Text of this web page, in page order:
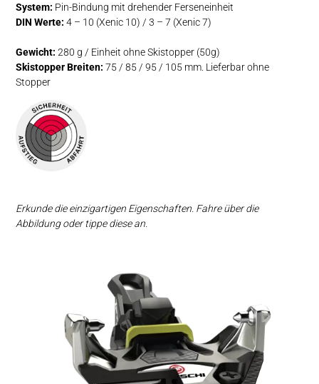
System: Pin-Bindung mit drehender Ferseneinheit
DIN Werte: 4 – 10 (Xenic 10) / 3 – 7 (Xenic 7)
Gewicht: 280 g / Einheit ohne Skistopper (50g)
Skistopper Breiten: 75 / 85 / 95 / 105 mm. Lieferbar ohne
Stopper
Erkunde die einzigartigen Eigenschaften. Fahre über die
Abbildung oder tippe diese an.